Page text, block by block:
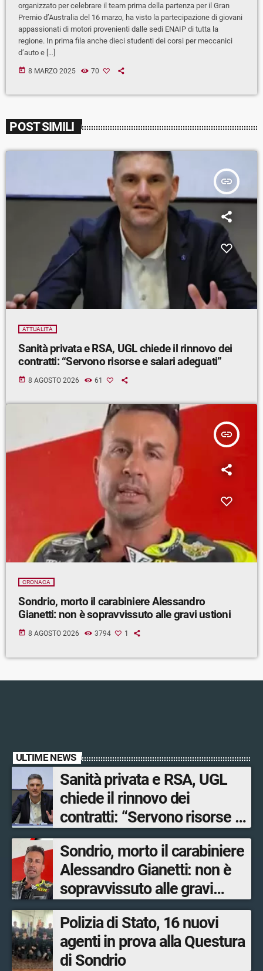
organizzato per celebrare il team prima della partenza per il Gran
Premio d’Australia del 16 marzo, ha visto la partecipazione di giovani
appassionati di motori provenienti dalle sedi ENAIP di tutta la
regione. In prima fila anche dieci studenti dei corsi per meccanici
d’auto e […]
today 8 MARZO 2025 70
POST SIMILI
insert_link
ATTUALITÀ
Sanità privata e RSA, UGL chiede il rinnovo dei
contratti: “Servono risorse e salari adeguati”
today 8 AGOSTO 2026 61
insert_link
CRONACA
Sondrio, morto il carabiniere Alessandro
Gianetti: non è sopravvissuto alle gravi ustioni
today 8 AGOSTO 2026 3794 1
ULTIME NEWS
Sanità privata e RSA, UGL
chiede il rinnovo dei
contratti: “Servono risorse e
salari adeguati”
Sondrio, morto il carabiniere
Alessandro Gianetti: non è
sopravvissuto alle gravi
ustioni
Polizia di Stato, 16 nuovi
agenti in prova alla Questura
di Sondrio